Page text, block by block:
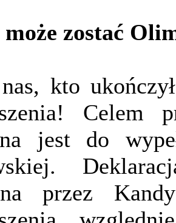
zostać
kto
Celem
jest do
przez